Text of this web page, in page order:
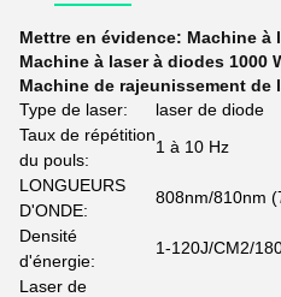
Mettre en évidence: Machine à
Machine à laser à diodes 1000
Machine de rajeunissement de
Type de laser:
laser de diode
Taux de répétition
du pouls:
1 à 10 Hz
LONGUEURS
D'ONDE:
808nm/810nm
Densité
d'énergie:
1-120J/CM2/
Laser de